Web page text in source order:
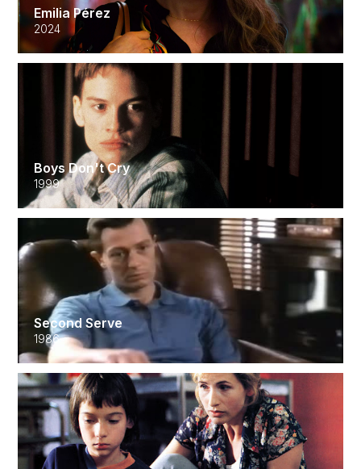
Emilia Pérez
2024
Boys Don't Cry
1999
Second Serve
1986